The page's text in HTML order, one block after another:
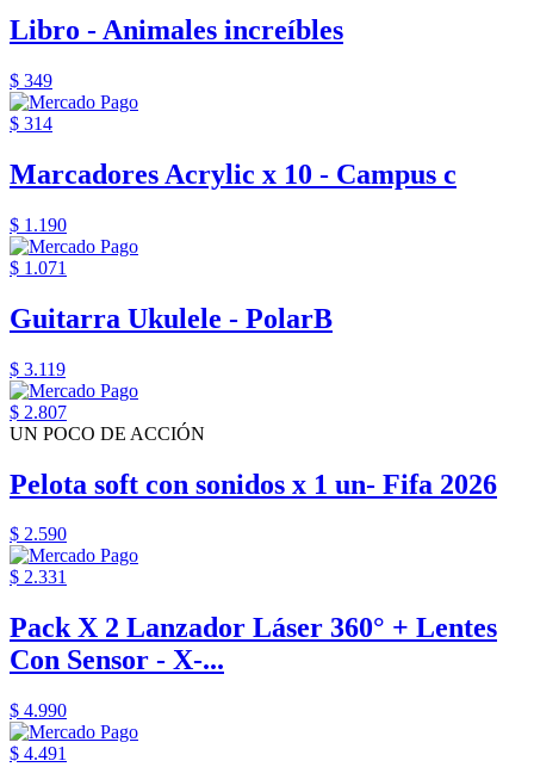
Libro - Animales increíbles
$ 349
$ 314
Marcadores Acrylic x 10 - Campus c
$ 1.190
$ 1.071
Guitarra Ukulele - PolarB
$ 3.119
$ 2.807
UN POCO DE ACCIÓN
Pelota soft con sonidos x 1 un- Fifa 2026
$ 2.590
$ 2.331
Pack X 2 Lanzador Láser 360° + Lentes
Con Sensor - X-...
$ 4.990
$ 4.491